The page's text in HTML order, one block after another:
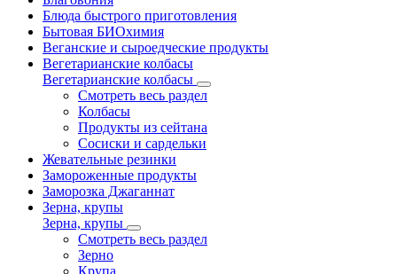
Блюда быстрого приготовления
Бытовая БИОхимия
Веганские и сыроедческие продукты
Вегетарианские колбасы
Вегетарианские колбасы
Смотреть весь раздел
Колбасы
Продукты из сейтана
Сосиски и сардельки
Жевательные резинки
Замороженные продукты
Заморозка Джаганнат
Зерна, крупы
Зерна, крупы
Смотреть весь раздел
Зерно
Крупа